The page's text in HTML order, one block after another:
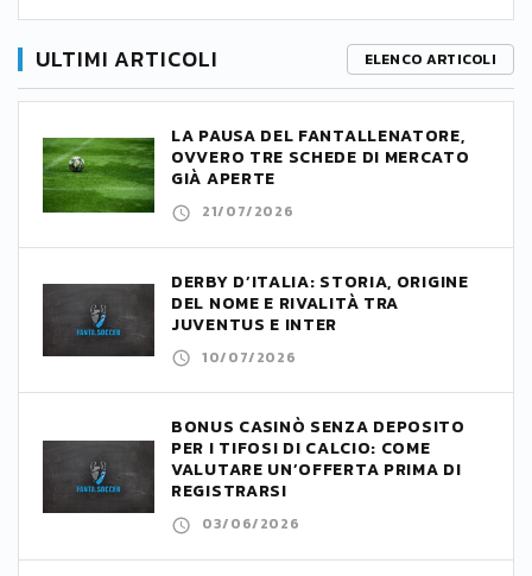
ULTIMI ARTICOLI ELENCO ARTICOLI
LA PAUSA DEL FANTALLENATORE,
OVVERO TRE SCHEDE DI MERCATO
GIÀ APERTE
21/07/2026
DERBY D’ITALIA: STORIA, ORIGINE
DEL NOME E RIVALITÀ TRA
JUVENTUS E INTER
10/07/2026
BONUS CASINÒ SENZA DEPOSITO
PER I TIFOSI DI CALCIO: COME
VALUTARE UN’OFFERTA PRIMA DI
REGISTRARSI
03/06/2026